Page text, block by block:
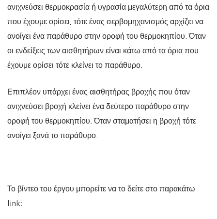
ανιχνεύσει θερμοκρασία ή υγρασία μεγαλύτερη από τα όρια
που έχουμε ορίσει, τότε ένας σερβομηχανισμός αρχίζει να
ανοίγει ένα παράθυρο στην οροφή του θερμοκηπίου. Όταν
οι ενδείξεις των αισθητήρων είναι κάτω από τα όρια που
έχουμε ορίσει τότε κλείνει το παράθυρο.
Επιπλέον υπάρχει ένας αισθητήρας βροχής που όταν
ανιχνεύσει βροχή κλείνει ένα δεύτερο παράθυρο στην
οροφή του θερμοκηπίου. Όταν σταματήσει η βροχή τότε
ανοίγει ξανά το παράθυρο.
Το βίντεο του έργου μπορείτε να το δείτε στο παρακάτω
link: